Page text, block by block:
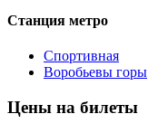
Станция метро
Спортивная
Воробьевы горы
Цены на билеты